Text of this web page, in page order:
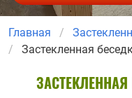
Главная
Застекленная